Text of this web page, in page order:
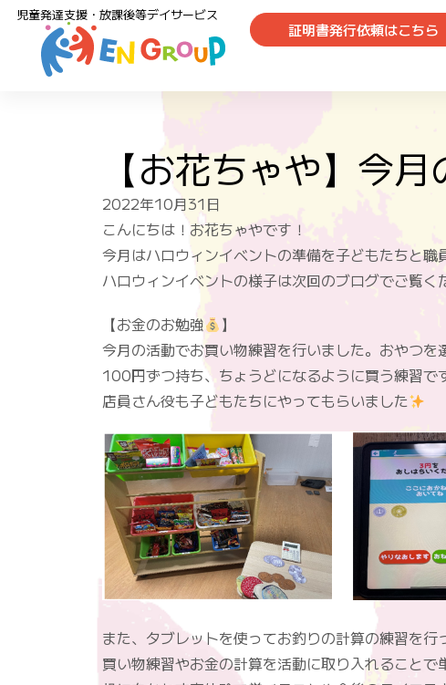
児童発達支援・放課後等デイサービス
証明書発行依頼はこちら
【お花ちゃや】今
2022年10月31日
こんにちは！お花ちゃやです！
今月はハロウィンイベントの準備を子どもたちと職
ハロウィンイベントの様子は次回のブログでご覧く
【お金のお勉強
】
今月の活動でお買い物練習を行いました。おやつを
100円ずつ持ち、ちょうどになるように買う練習で
店員さん役も子どもたちにやってもらいました
また、タブレットを使ってお釣りの計算の練習を行
買い物練習やお金の計算を活動に取り入れることで